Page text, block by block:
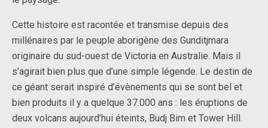
Cette histoire est racontée et transmise depuis des
millénaires par le peuple aborigène des Gunditjmara
originaire du sud-ouest de Victoria en Australie. Mais il
s’agirait bien plus que d’une simple légende. Le destin de
ce géant serait inspiré d’évènements qui se sont bel et
bien produits il y a quelque 37.000 ans : les éruptions de
deux volcans aujourd’hui éteints, Budj Bim et Tower Hill.